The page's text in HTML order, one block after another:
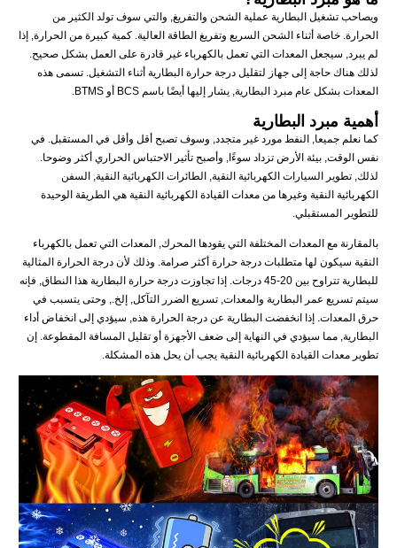
ويصاحب تشغيل البطارية عملية الشحن والتفريغ, والتي سوف تولد الكثير من
الحرارة. خاصة أثناء الشحن السريع وتفريغ الطاقة العالية. كمية كبيرة من الحرارة, إذا
لم يبرد, سيجعل المعدات التي تعمل بالكهرباء غير قادرة على العمل بشكل صحيح.
لذلك هناك حاجة إلى جهاز لتقليل درجة حرارة البطارية أثناء التشغيل. تسمى هذه
المعدات بشكل عام مبرد البطارية, يشار إليها أيضًا باسم BCS أو BTMS.
أهمية مبرد البطارية
كما نعلم جميعا, النفط مورد غير متجدد, وسوف تصبح أقل وأقل في المستقبل. في
نفس الوقت, بيئة الأرض تزداد سوءًا, وأصبح تأثير الاحتباس الحراري أكثر وضوحا.
لذلك, تطوير السيارات الكهربائية النقية, الطائرات الكهربائية النقية, السفن
الكهربائية النقية وغيرها من معدات القيادة الكهربائية النقية هي الطريقة الوحيدة
للتطوير المستقبلي.
بالمقارنة مع المعدات المختلفة التي يقودها المحرك, المعدات التي تعمل بالكهرباء
النقية سيكون لها متطلبات درجة حرارة أكثر صرامة. وذلك لأن درجة الحرارة المثالية
للبطارية تتراوح بين 20-45 درجات. إذا تجاوزت درجة حرارة البطارية هذا النطاق, فإنه
سيتم تسريع عمر البطارية والمعدات, تسريع الضرر التآكل, إلخ., وحتى يتسبب في
حرق المعدات. إذا انخفضت البطارية عن درجة الحرارة هذه, سيؤدي إلى انخفاض أداء
البطارية, مما سيؤدي في النهاية إلى ضعف الأجهزة أو تقليل المسافة المقطوعة. إن
تطوير معدات القيادة الكهربائية النقية يجب أن يحل هذه المشكلة.